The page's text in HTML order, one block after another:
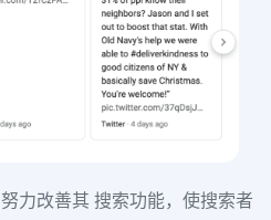
力改善其 搜索功能，使搜索者